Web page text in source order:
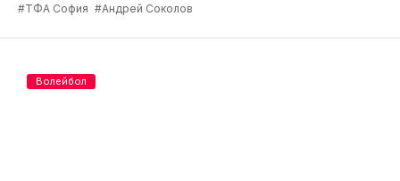
#ТФА София #Андрей Соколов
Волейбол